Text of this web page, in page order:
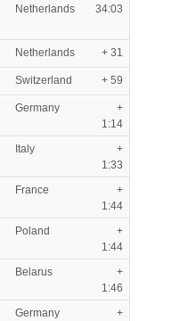
Netherlands 34:03
Netherlands + 31
Switzerland + 59
Germany
+
1:14
Italy
+
1:33
France
+
1:44
Poland
+
1:44
Belarus
+
1:46
Germany
+